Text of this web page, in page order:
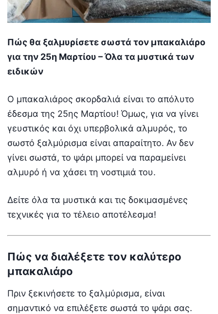
Πώς θα ξαλμυρίσετε σωστά τον μπακαλιάρο
για την 25η Μαρτίου – Όλα τα μυστικά των
ειδικών
Ο μπακαλιάρος σκορδαλιά είναι το απόλυτο
έδεσμα της 25ης Μαρτίου! Όμως, για να γίνει
γευστικός και όχι υπερβολικά αλμυρός, το
σωστό ξαλμύρισμα είναι απαραίτητο. Αν δεν
γίνει σωστά, το ψάρι μπορεί να παραμείνει
αλμυρό ή να χάσει τη νοστιμιά του.
Δείτε όλα τα μυστικά και τις δοκιμασμένες
τεχνικές για το τέλειο αποτέλεσμα!
Πώς να διαλέξετε τον καλύτερο
μπακαλιάρο
Πριν ξεκινήσετε το ξαλμύρισμα, είναι
σημαντικό να επιλέξετε σωστά το ψάρι σας.